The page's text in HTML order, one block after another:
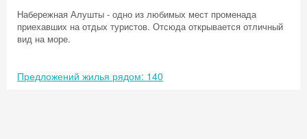
Набережная Алушты - одно из любимых мест променада
приехавших на отдых туристов. Отсюда открывается отличный
вид на море.
Предложений жилья рядом: 140